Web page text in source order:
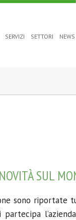
SERVIZI SETTORI NEWS
SUL
sono riportate